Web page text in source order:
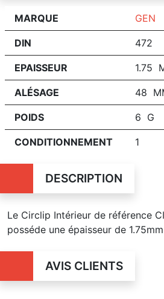
MARQUE GEN
DIN 472
EPAISSEUR 1.75
ALÉSAGE 48
POIDS 6 G
CONDITIONNEMENT 1
DESCRIPTION
Le Circlip Intérieur de référence
posséde une épaisseur de
AVIS CLIENTS